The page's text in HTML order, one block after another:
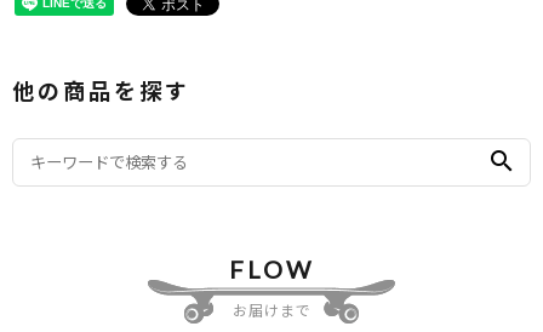
他の商品を探す
search
FLOW
お届けまで